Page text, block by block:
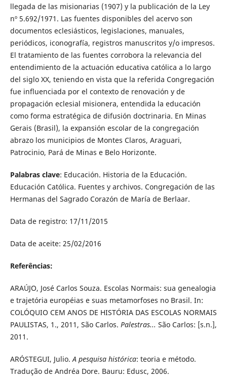
llegada de las misionarias (1907) y la publicación de la Ley
nº 5.692/1971. Las fuentes disponibles del acervo son
documentos eclesiásticos, legislaciones, manuales,
periódicos, iconografía, registros manuscritos y/o impresos.
El tratamiento de las fuentes corrobora la relevancia del
entendimiento de la actuación educativa católica a lo largo
del siglo XX, teniendo en vista que la referida Congregación
fue influenciada por el contexto de renovación y de
propagación eclesial misionera, entendida la educación
como forma estratégica de difusión doctrinaria. En Minas
Gerais (Brasil), la expansión escolar de la congregación
abrazo los municipios de Montes Claros, Araguari,
Patrocinio, Pará de Minas e Belo Horizonte.
Palabras clave: Educación. Historia de la Educación.
Educación Católica. Fuentes y archivos. Congregación de las
Hermanas del Sagrado Corazón de María de Berlaar.
Data de registro: 17/11/2015
Data de aceite: 25/02/2016
Referências:
ARAÚJO, José Carlos Souza. Escolas Normais: sua genealogia
e trajetória européias e suas metamorfoses no Brasil. In:
COLÓQUIO CEM ANOS DE HISTÓRIA DAS ESCOLAS NORMAIS
PAULISTAS, 1., 2011, São Carlos. Palestras... São Carlos: [s.n.],
2011.
ARÓSTEGUI, Julio.A pesquisa histórica: teoria e método.
Tradução de Andréa Dore. Bauru: Edusc, 2006.